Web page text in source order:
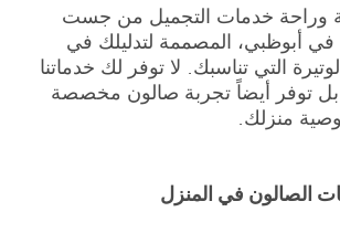
وراحة خدمات التجميل من جست
أبوظبي، المصممة لتدليلك في
التي تناسبك. لا توفر لك خدماتنا
توفر أيضاً تجربة صالون مخصصة
منزلك.
الصالون في المنزل